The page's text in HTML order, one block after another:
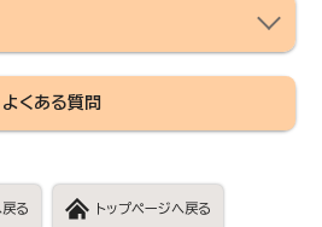
よくある質問
る トップページへ戻る